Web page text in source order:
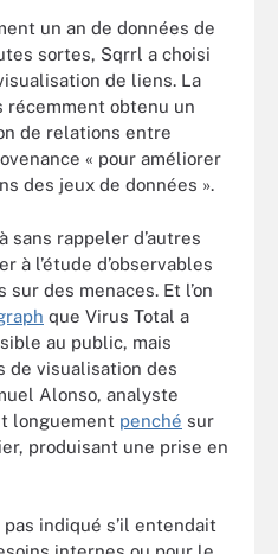
un an de données de
sortes, Sqrrl a choisi
de liens. La
récemment obtenu un
de relations entre
« pour améliorer
des jeux de données ».
sans rappeler d’autres
à l’étude d’observables
sur des menaces. Et l’on
que Virus Total a
au public, mais
de visualisation des
Alonso, analyste
longuement penché sur
produisant une prise en
pas indiqué s’il entendait